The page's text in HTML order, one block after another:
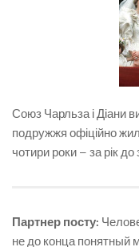
Союз Чарльза і Діани
подружжя офіційно
чотири роки – за рік
Партнер посту:
не до конца понятный